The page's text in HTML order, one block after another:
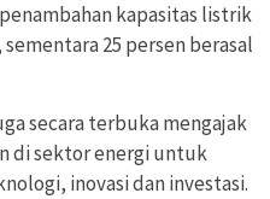
kapasitas listrik
25 persen berasal
secara terbuka mengajak
di sektor energi untuk
inovasi dan investasi.